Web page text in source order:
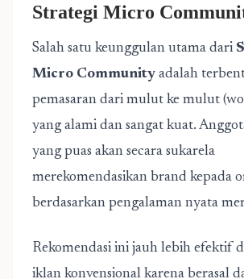
Strategi Micro
Salah satu keunggulan utama dari
Micro Community adalah
pemasaran dari mulut ke mulut
yang alami dan sangat kuat.
yang puas akan secara sukarela
merekomendasikan brand kepada
berdasarkan pengalaman nyata
Rekomendasi ini jauh lebih efektif
iklan konvensional karena berasal